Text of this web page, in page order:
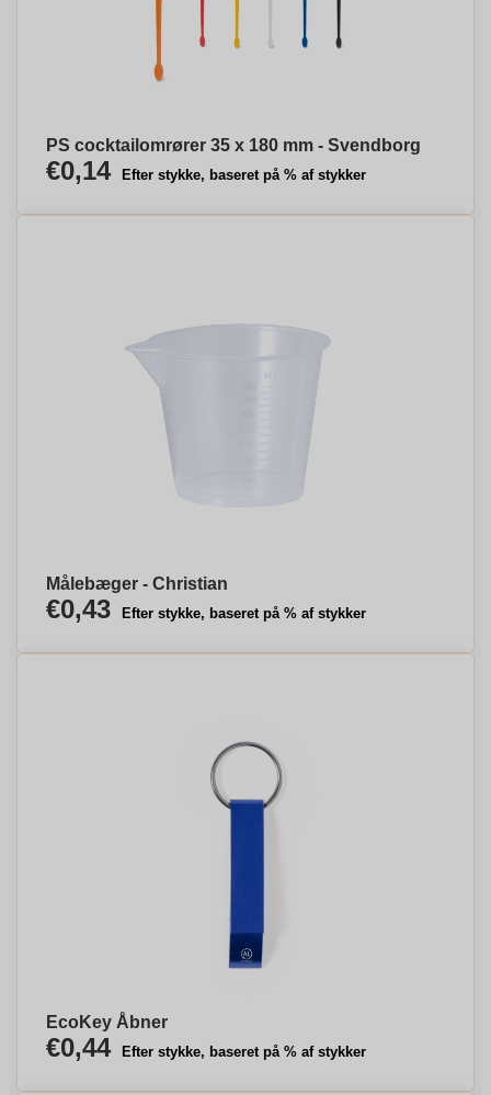
PS cocktailomrører 35 x 180 mm - Svendborg
€0,14 Efter stykke, baseret på % af stykker
Målebæger - Christian
€0,43 Efter stykke, baseret på % af stykker
EcoKey Åbner
€0,44 Efter stykke, baseret på % af stykker